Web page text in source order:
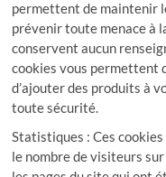
permettent de maintenir
prévenir toute menace à
conservent aucun
cookies vous permettent
d’ajouter des produits à
toute sécurité.
Statistiques : Ces
le nombre de visiteurs